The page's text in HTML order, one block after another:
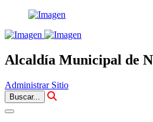
Alcaldía Municipal de
Administrar Sitio
Buscar...